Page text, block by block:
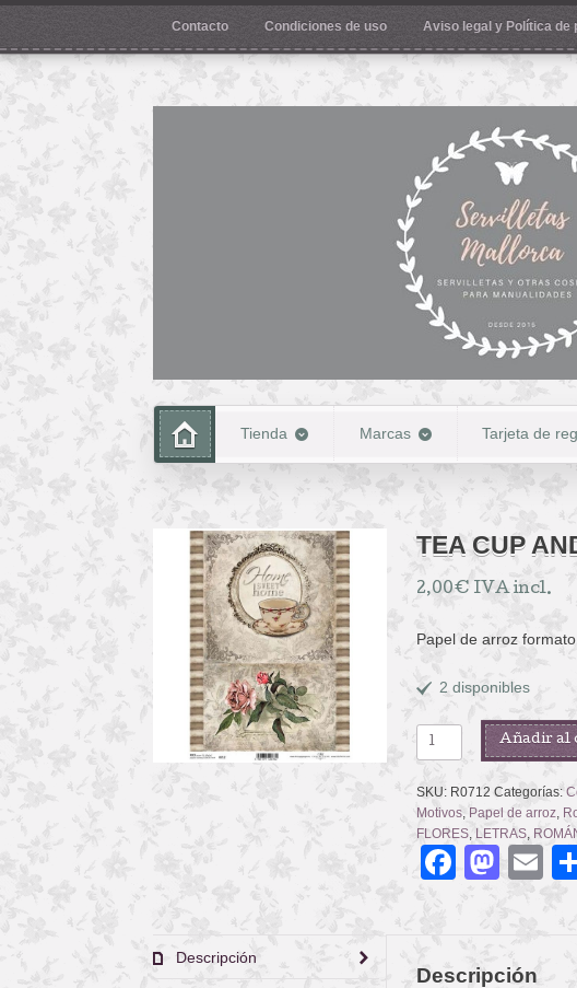
Contacto Condiciones de uso Aviso legal y Política de
Tienda Marcas Tarjeta de
TEA CUP
2,00€ IVA incl.
Papel de arroz
2 disponibles
TEA
CUP
AND
ROSE
cantidad
Añadir al
SKU: R0712 Categorías:
Motivos, Papel de arroz,
FLORES, LETRAS,
Descripción
Descripción